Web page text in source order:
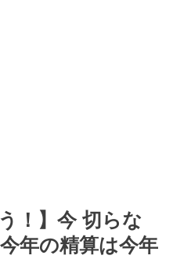
！】今 切らな
年の精算は今年